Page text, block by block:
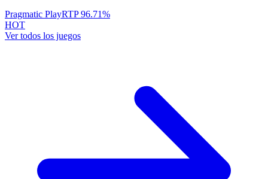
Pragmatic PlayRTP96.71%
HOT
Ver todos los juegos